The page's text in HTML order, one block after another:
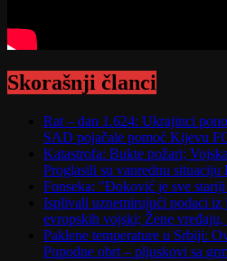
Skorašnji članci
Rat – dan 1.624: Ukrajinci
SAD pojačale pomoć Kijevu
Katastrofa: Bukte požari;
Proglasili su vanrednu
Fonseka: "Đoković je sve
Isplivali uznemirujući podaci iz
evropskih vojski; Žene vređaju,
Paklene temperature u Srbiji:
Popodne obrt – pljuskovi sa